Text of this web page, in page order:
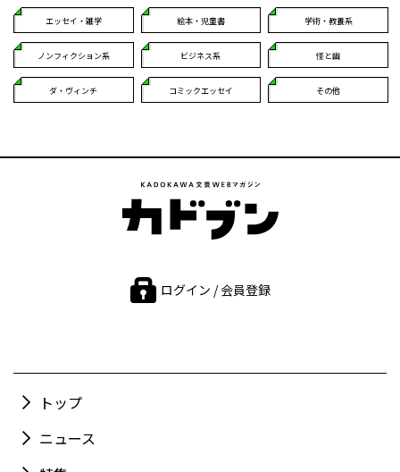
エッセイ・雑学 絵本・児童書 学術・教養系
ノンフィクション系 ビジネス系 怪と幽
ダ・ヴィンチ コミックエッセイ その他
ログイン / 会員登録
トップ
ニュース